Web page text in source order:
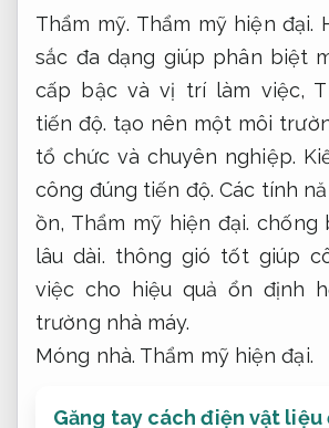
Thẩm mỹ. Thẩm mỹ hiện đại.
sắc đa dạng giúp phân biệt
cấp bậc và vị trí làm việc,
tiến độ. tạo nên một môi
tổ chức và chuyên nghiệp.
công đúng tiến độ. Các tính
ồn, Thẩm mỹ hiện đại. chống
lâu dài. thông gió tốt giúp
việc cho hiệu quả ổn định
trường nhà máy.
Móng nhà. Thẩm mỹ hiện đại.
Găng tay cách điện vật liệu